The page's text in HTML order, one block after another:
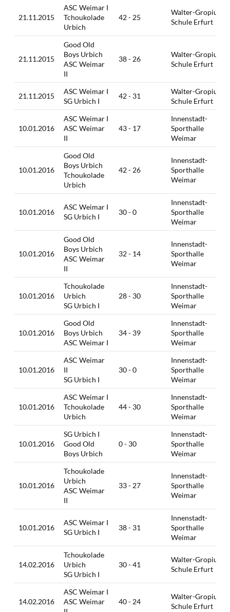
21.11.2015
ASC Weimar I
Tchoukolade
Urbich
42 - 25
Walter-Gropius-
Schule Erfurt
21.11.2015
Good Old
Boys Urbich
ASC Weimar
II
38 - 26
Walter-Gropius-
Schule Erfurt
21.11.2015
ASC Weimar I
SG Urbich I
42 - 31
Walter-Gropius-
Schule Erfurt
10.01.2016
ASC Weimar I
ASC Weimar
II
43 - 17
Innenstadt-
Sporthalle
Weimar
10.01.2016
Good Old
Boys Urbich
Tchoukolade
Urbich
42 - 26
Innenstadt-
Sporthalle
Weimar
10.01.2016
ASC Weimar I
SG Urbich I
30 - 0
Innenstadt-
Sporthalle
Weimar
10.01.2016
Good Old
Boys Urbich
ASC Weimar
II
32 - 14
Innenstadt-
Sporthalle
Weimar
10.01.2016
Tchoukolade
Urbich
SG Urbich I
28 - 30
Innenstadt-
Sporthalle
Weimar
10.01.2016
Good Old
Boys Urbich
ASC Weimar I
34 - 39
Innenstadt-
Sporthalle
Weimar
10.01.2016
ASC Weimar
II
SG Urbich I
30 - 0
Innenstadt-
Sporthalle
Weimar
10.01.2016
ASC Weimar I
Tchoukolade
Urbich
44 - 30
Innenstadt-
Sporthalle
Weimar
10.01.2016
SG Urbich I
Good Old
Boys Urbich
0 - 30
Innenstadt-
Sporthalle
Weimar
10.01.2016
Tchoukolade
Urbich
ASC Weimar
II
33 - 27
Innenstadt-
Sporthalle
Weimar
10.01.2016
ASC Weimar I
SG Urbich I
38 - 31
Innenstadt-
Sporthalle
Weimar
14.02.2016
Tchoukolade
Urbich
SG Urbich I
30 - 41
Walter-Gropius-
Schule Erfurt
14.02.2016
ASC Weimar I
ASC Weimar
40 - 24
Walter-Gropius-
Schule Erfurt